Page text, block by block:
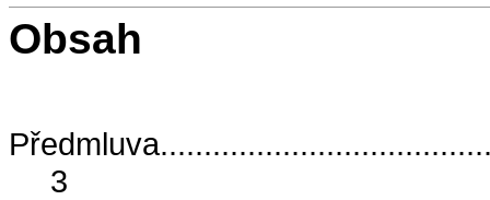
Obsah
Předmluva
3